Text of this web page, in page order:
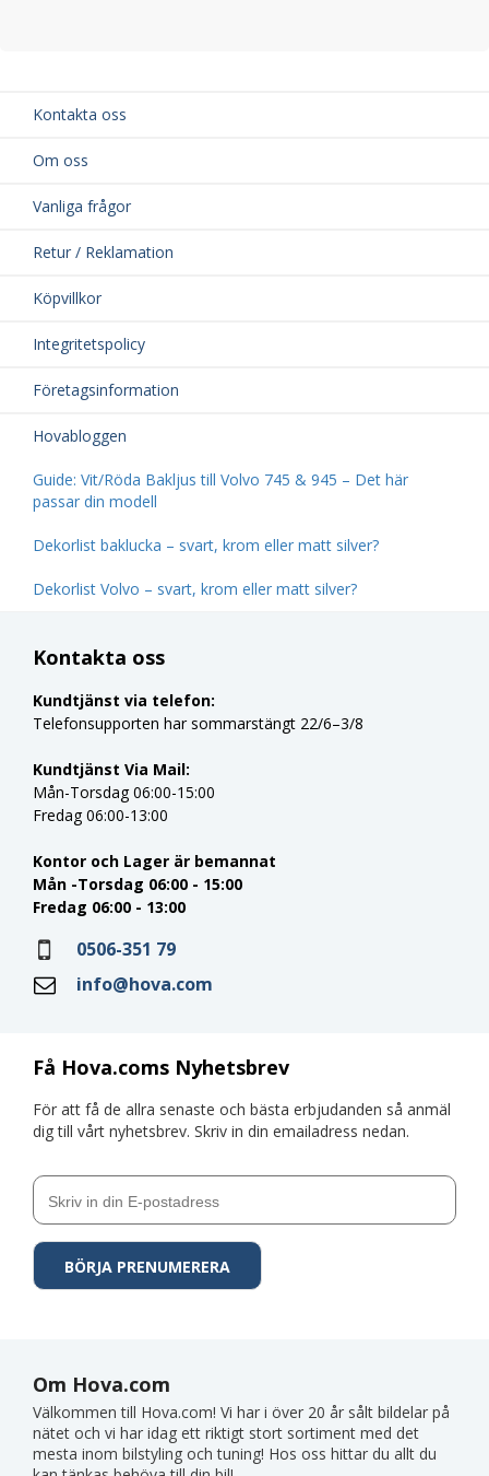
Kontakta oss
Om oss
Vanliga frågor
Retur / Reklamation
Köpvillkor
Integritetspolicy
Företagsinformation
Hovabloggen
Guide: Vit/Röda Bakljus till Volvo 745 & 945 – Det här
passar din modell
Dekorlist baklucka – svart, krom eller matt silver?
Dekorlist Volvo – svart, krom eller matt silver?
Få Hova.coms Nyhetsbrev
För att få de allra senaste och bästa erbjudanden så anmäl
dig till vårt nyhetsbrev. Skriv in din emailadress nedan.
Kontakta oss
Kundtjänst via telefon:
Telefonsupporten har sommarstängt 22/6–3/8
Kundtjänst Via Mail:
Mån-Torsdag 06:00-15:00
Fredag 06:00-13:00
Kontor och Lager är bemannat
Mån -Torsdag 06:00 - 15:00
Fredag 06:00 - 13:00
0506-351 79
info@hova.com
Om Hova.com
Välkommen till Hova.com! Vi har i över 20 år sålt bildelar på
nätet och vi har idag ett riktigt stort sortiment med det
mesta inom bilstyling och tuning! Hos oss hittar du allt du